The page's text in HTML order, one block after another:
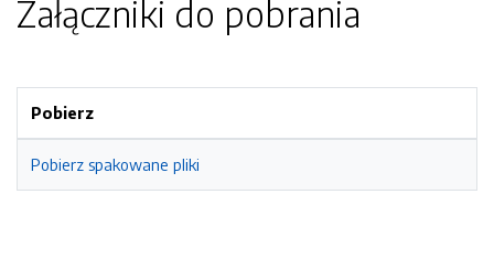
Załączniki do pobrania
Pobierz
Pobierz spakowane pliki